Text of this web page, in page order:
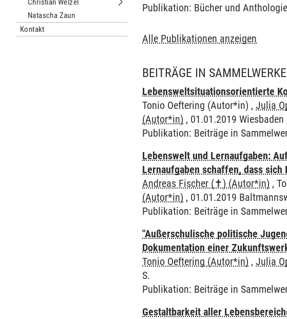
Christian Welzel
Untermenu Christian Welzel
Natascha Zaun
Kontakt
Publikation: Bücher und
Alle Publikationen anzeigen
BEITRÄGE IN
Lebensweltsituationsorientierte
Tonio Oeftering (Autor*in) ,Julia
(Autor*in) , 01.01.2019 Wiesbaden
Publikation: Beiträge in
Lebenswelt und Lernaufgaben:
Lernaufgaben schaffen, dass
Andreas Fischer (✝) (Autor*in) ,
(Autor*in) , 01.01.2019
Publikation: Beiträge in
"Außerschulische politische
Dokumentation einer
Tonio Oeftering (Autor*in) ,Julia
S.
Publikation: Beiträge in
Gestaltbarkeit aller